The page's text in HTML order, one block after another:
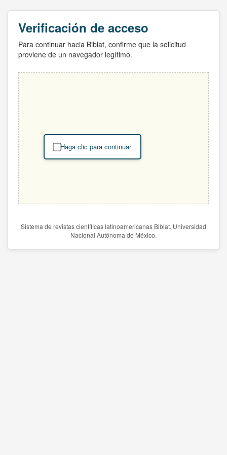
Verificación de acceso
Para continuar hacia Biblat, confirme que la solicitud
proviene de un navegador legítimo.
Haga clic para continuar
Sistema de revistas científicas latinoamericanas Biblat. Universidad
Nacional Autónoma de México.